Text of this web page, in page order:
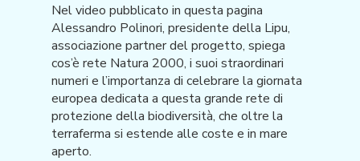
Nel video pubblicato in questa pagina
Alessandro Polinori, presidente della Lipu,
associazione partner del progetto, spiega
cos’è rete Natura 2000, i suoi straordinari
numeri e l’importanza di celebrare la giornata
europea dedicata a questa grande rete di
protezione della biodiversità, che oltre la
terraferma si estende alle coste e in mare
aperto.